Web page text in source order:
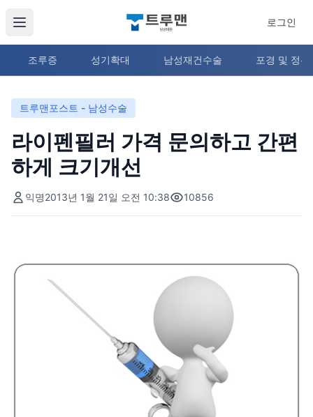
로그인
조루증 성기확대 남성재건수술 포경 및 정관
트루맨포스트 - 남성수술
라이펜필러 가격 문의하고 간편
하게 크기개선
익명2013년 1월 21일 오전 10:38 10856